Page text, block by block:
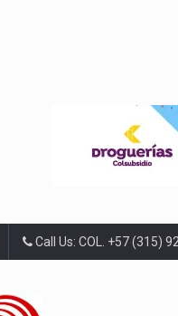
Call Us: COL. +57 (315)